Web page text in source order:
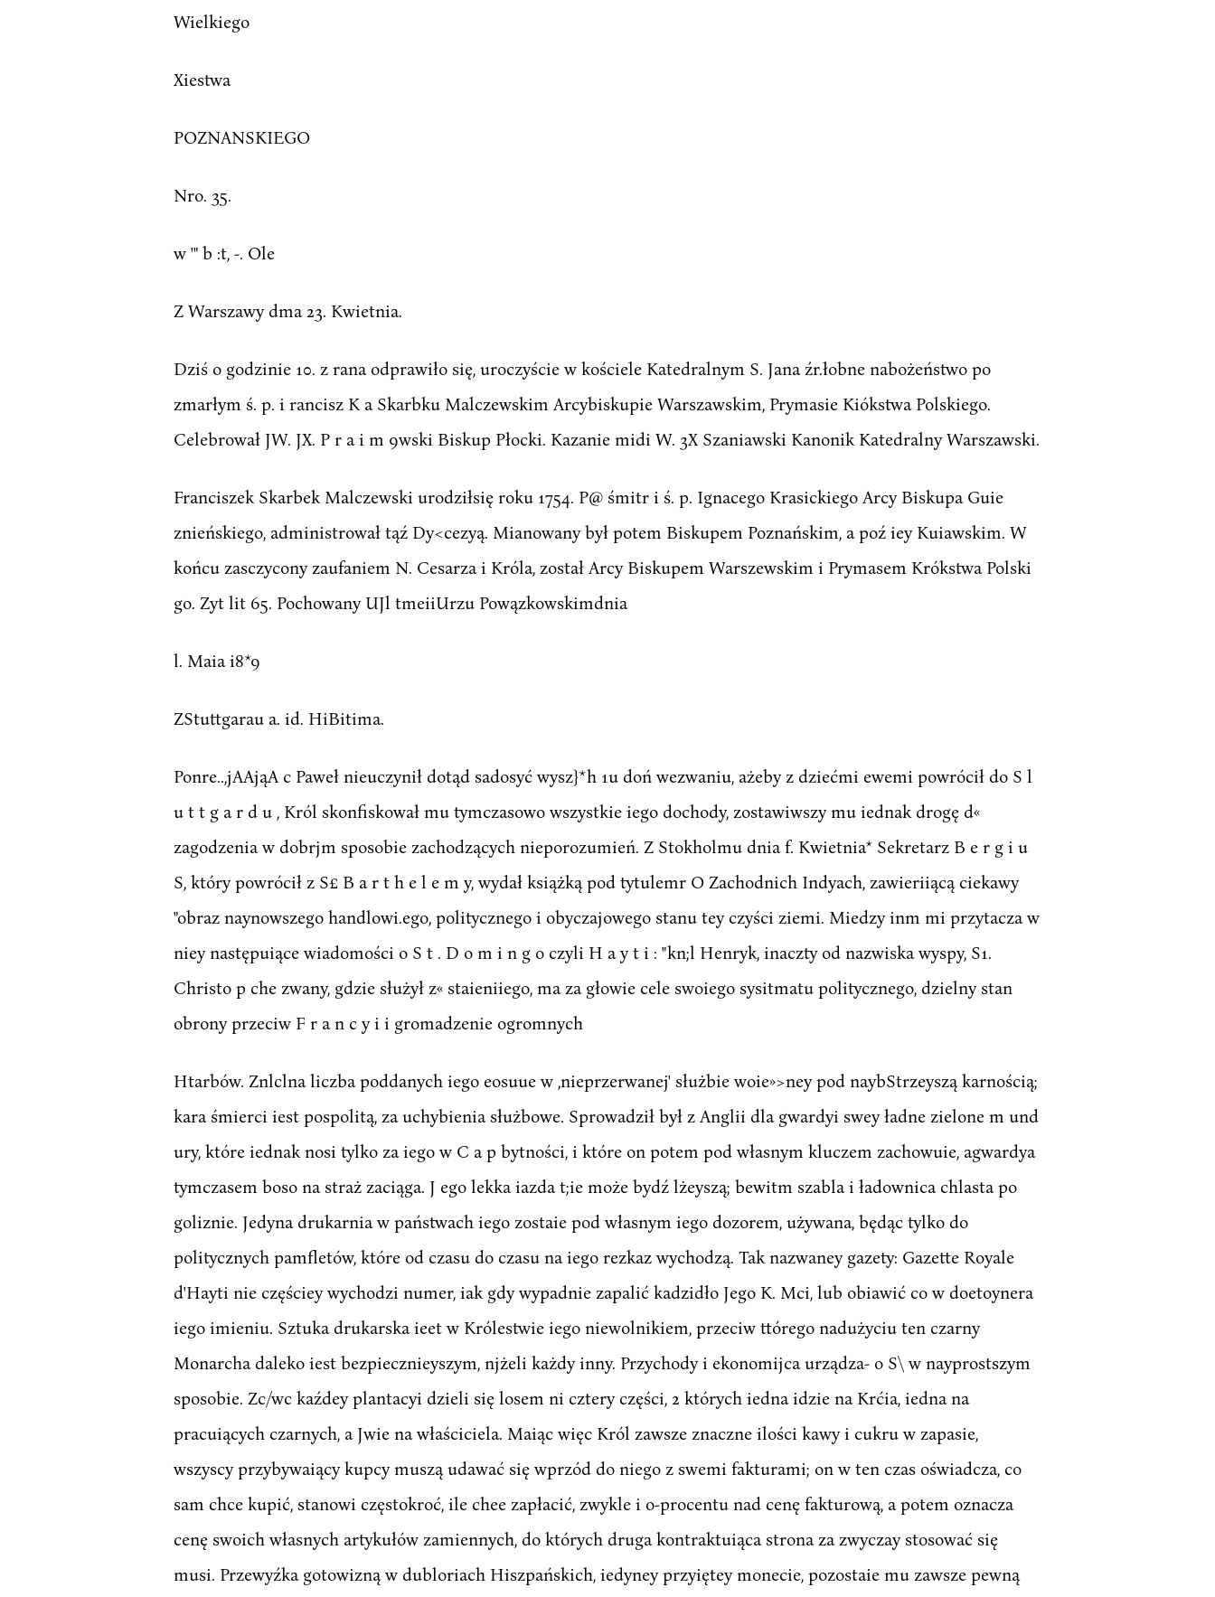
Wielkiego
Xiestwa
POZNANSKIEGO
Nro. 35.
w '" b :t, -. Ole
Z Warszawy dma 23. Kwietnia.
Dziś o godzinie 10. z rana odprawiło się, uroczyście w kościele Katedralnym S. Jana źr.łobne nabożeństwo po
zmarłym ś. p. i rancisz K a Skarbku Malczewskim Arcybiskupie Warszawskim, Prymasie Kiókstwa Polskiego.
Celebrował JW. JX. P r a i m 9wski Biskup Płocki. Kazanie midi W. 3X Szaniawski Kanonik Katedralny Warszawski.
Franciszek Skarbek Malczewski urodziłsię roku 1754. P@ śmitr i ś. p. Ignacego Krasickiego Arcy Biskupa Guie
znieńskiego, administrował tąź Dy<cezyą. Mianowany był potem Biskupem Poznańskim, a poź iey Kuiawskim. W
końcu zasczycony zaufaniem N. Cesarza i Króla, został Arcy Biskupem Warszewskim i Prymasem Krókstwa Polski
go. Zyt lit 65. Pochowany UJl tmeiiUrzu Powązkowskimdnia
l. Maia i8*9
ZStuttgarau a. id. HiBitima.
Ponre..,jAAjąA c Paweł nieuczynił dotąd sadosyć wysz}*h 1u doń wezwaniu, ażeby z dziećmi ewemi powrócił do S l
u t t g a r d u , Król skonfiskował mu tymczasowo wszystkie iego dochody, zostawiwszy mu iednak drogę d«
zagodzenia w dobrjm sposobie zachodzących nieporozumień. Z Stokholmu dnia f. Kwietnia* Sekretarz B e r g i u
S, który powrócił z S£ B a r t h e l e m y, wydał książką pod tytulemr O Zachodnich Indyach, zawieriiącą ciekawy
"obraz naynowszego handlowi.ego, politycznego i obyczajowego stanu tey czyści ziemi. Miedzy inm mi przytacza w
niey następuiące wiadomości o S t . D o m i n g o czyli H a y t i : "kn;l Henryk, inaczty od nazwiska wyspy, S1.
Christo p che zwany, gdzie służył z« staieniiego, ma za głowie cele swoiego sysitmatu politycznego, dzielny stan
obrony przeciw F r a n c y i i gromadzenie ogromnych
Htarbów. Znlclna liczba poddanych iego eosuue w ,nieprzerwanej' służbie woie»>ney pod naybStrzeyszą karnością;
kara śmierci iest pospolitą, za uchybienia służbowe. Sprowadził był z Anglii dla gwardyi swey ładne zielone m und
ury, które iednak nosi tylko za iego w C a p bytności, i które on potem pod własnym kluczem zachowuie, agwardya
tymczasem boso na straż zaciąga. J ego lekka iazda t;ie może bydź lżeyszą; bewitm szabla i ładownica chlasta po
goliznie. Jedyna drukarnia w państwach iego zostaie pod własnym iego dozorem, używana, będąc tylko do
politycznych pamfletów, które od czasu do czasu na iego rezkaz wychodzą. Tak nazwaney gazety: Gazette Royale
d'Hayti nie częściey wychodzi numer, iak gdy wypadnie zapalić kadzidło Jego K. Mci, lub obiawić co w doetoynera
iego imieniu. Sztuka drukarska ieet w Królestwie iego niewolnikiem, przeciw ttórego nadużyciu ten czarny
Monarcha daleko iest bezpiecznieyszym, njżeli każdy inny. Przychody i ekonomijca urządza- o S\ w nayprostszym
sposobie. Zc/wc kaźdey plantacyi dzieli się losem ni cztery części, 2 których iedna idzie na Krćia, iedna na
pracuiących czarnych, a Jwie na właściciela. Maiąc więc Król zawsze znaczne ilości kawy i cukru w zapasie,
wszyscy przybywaiący kupcy muszą udawać się wprzód do niego z swemi fakturami; on w ten czas oświadcza, co
sam chce kupić, stanowi częstokroć, ile chee zapłacić, zwykle i o-procentu nad cenę fakturową, a potem oznacza
cenę swoich własnych artykułów zamiennych, do których druga kontraktuiąca strona za zwyczay stosować się
musi. Przewyźka gotowizną w dubloriach Hiszpańskich, iedyney przyiętey monecie, pozostaie mu zawsze pewną